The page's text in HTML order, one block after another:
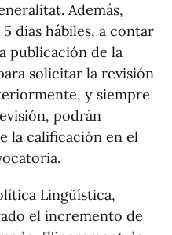
Además,
días hábiles, a contar
publicación de la
solicitar la revisión
y siempre
podrán
la calificación en el
Lingüística,
el incremento de